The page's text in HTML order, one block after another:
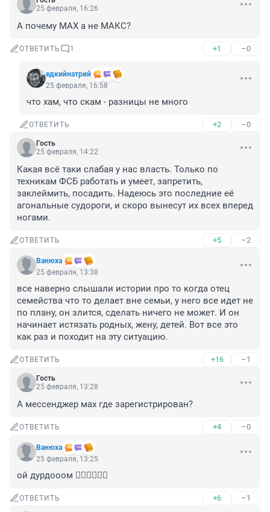
25 февраля, 16:26
А почему МАХ а не МАКС?
ОТВЕТИТЬ 1 +1 –0
едкийнатрий
25 февраля, 16:58
что хам, что скам - разницы не много
ОТВЕТИТЬ +2 –0
Гость
25 февраля, 14:22
Какая всё таки слабая у нас власть. Только по
техникам ФСБ работать и умеет, запретить,
заклеймить, посадить. Надеюсь это последние её
агональные судороги, и скоро вынесут их всех вперед
ногами.
ОТВЕТИТЬ +5 –2
Вaнюха
25 февраля, 13:38
все наверно слышали истории про то когда отец
семейства что то делает вне семьи, у него все идет не
по плану, он злится, сделать ничего не может. И он
начинает истязать родных, жену, детей. Вот все это
как раз и походит на эту ситуацию.
ОТВЕТИТЬ +16 –1
Гость
25 февраля, 13:28
А мессенджер мах где зарегистрирован?
ОТВЕТИТЬ +4 –0
Вaнюха
25 февраля, 13:25
ой дурдооом 🤦‍♂️🤦‍♂️🤦‍♂️
ОТВЕТИТЬ +6 –1